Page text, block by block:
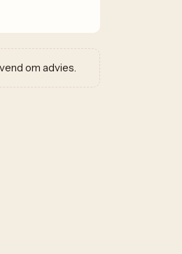
om advies.